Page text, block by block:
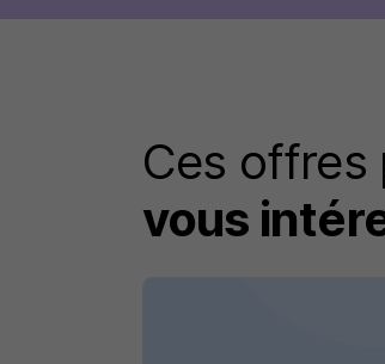
Ces offres
vous